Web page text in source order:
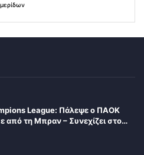
League: Πάλεψε ο ΠΑΟΚ
από τη Μπραν – Συνεχίζει στο…